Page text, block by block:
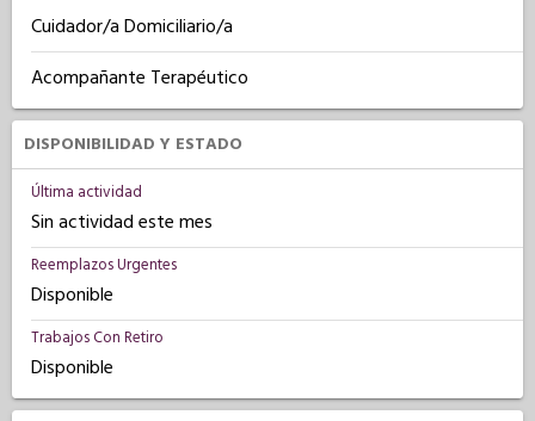
Cuidador/a Domiciliario/a
Acompañante Terapéutico
DISPONIBILIDAD Y ESTADO
Última actividad
Sin actividad este mes
Reemplazos Urgentes
Disponible
Trabajos Con Retiro
Disponible